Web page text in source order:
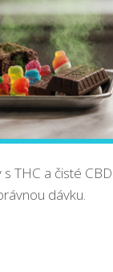
THC a čisté
dávku.